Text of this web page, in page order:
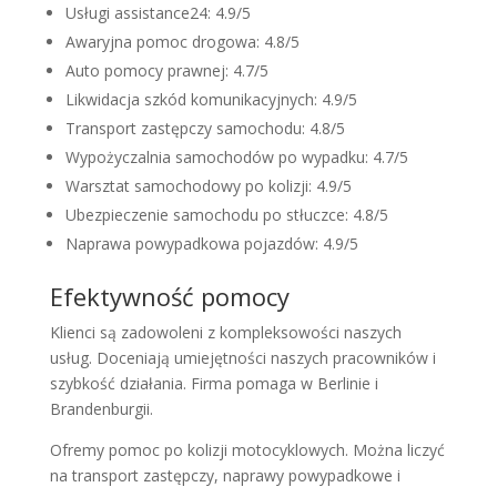
Usługi assistance24: 4.9/5
Awaryjna pomoc drogowa: 4.8/5
Auto pomocy prawnej: 4.7/5
Likwidacja szkód komunikacyjnych: 4.9/5
Transport zastępczy samochodu: 4.8/5
Wypożyczalnia samochodów po wypadku: 4.7/5
Warsztat samochodowy po kolizji: 4.9/5
Ubezpieczenie samochodu po stłuczce: 4.8/5
Naprawa powypadkowa pojazdów: 4.9/5
Efektywność pomocy
Klienci są zadowoleni z kompleksowości naszych
usług. Doceniają umiejętności naszych pracowników i
szybkość działania. Firma pomaga w Berlinie i
Brandenburgii.
Ofremy pomoc po kolizji motocyklowych. Można liczyć
na transport zastępczy, naprawy powypadkowe i